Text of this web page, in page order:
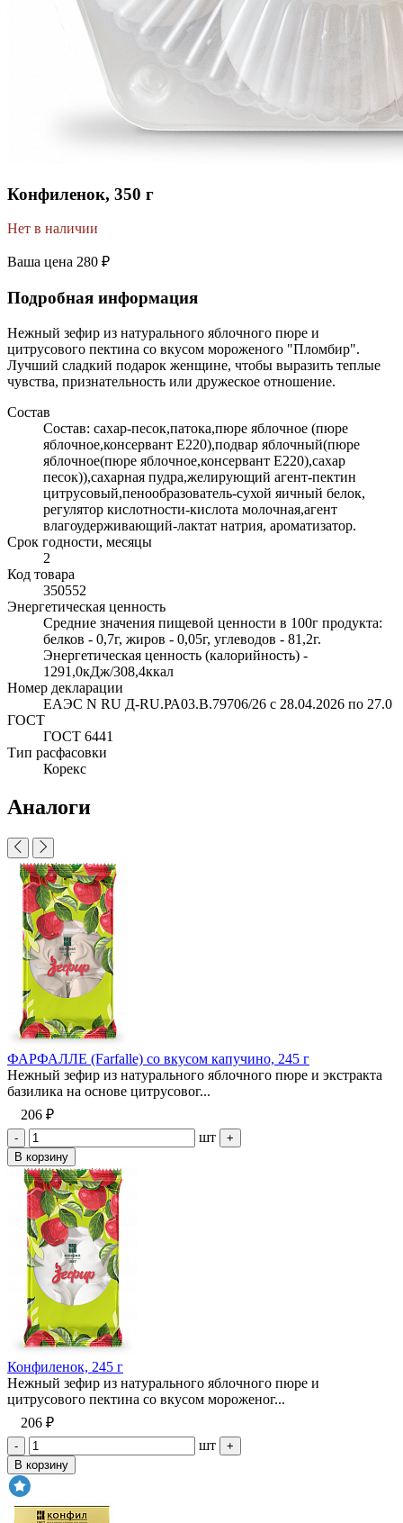
Конфиленок, 350 г
Нет в наличии
Ваша цена 280 ₽
Подробная информация
Нежный зефир из натурального яблочного пюре и
цитрусового пектина со вкусом мороженого "Пломбир".
Лучший сладкий подарок женщине, чтобы выразить теплые
чувства, признательность или дружеское отношение.
Состав
Состав: сахар-песок,патока,пюре яблочное (пюре
яблочное,консервант Е220),подвар яблочный(пюре
яблочное(пюре яблочное,консервант Е220),сахар
песок)),сахарная пудра,желирующий агент-пектин
цитрусовый,пенообразователь-сухой яичный белок,
регулятор кислотности-кислота молочная,агент
влагоудерживающий-лактат натрия, ароматизатор.
Срок годности, месяцы
2
Код товара
350552
Энергетическая ценность
Средние значения пищевой ценности в 100г продукта:
белков - 0,7г, жиров - 0,05г, углеводов - 81,2г.
Энергетическая ценность (калорийность) -
1291,0кДж/308,4ккал
Номер декларации
ЕАЭС N RU Д-RU.РА03.В.79706/26 с 28.04.2026 по 27.0
ГОСТ
ГОСТ 6441
Тип расфасовки
Корекс
Аналоги
ФАРФАЛЛЕ (Farfalle) со вкусом капучино, 245 г
Нежный зефир из натурального яблочного пюре и экстракта
базилика на основе цитрусовог...
206 ₽
- шт
+
В корзину
Конфиленок, 245 г
Нежный зефир из натурального яблочного пюре и
цитрусового пектина со вкусом мороженог...
206 ₽
- шт
+
В корзину